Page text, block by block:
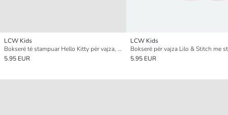
LCW Kids
Bokserë të stampuar Hello Kitty për vajza, paketim treshe (3 copë)
5.95 EUR
LCW Kids
5.95 EUR